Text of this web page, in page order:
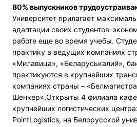
80% выпускников
Университет прилагает
адаптации своих студентов-
работе еще во время учебы.
практику в ведущих компаниях
«Милавица», «Беларуськалий»,
практикуются в крупнейших
компаниях страны –
Шенкер».Открыты 4 филиала
крупнейших логистических
PointLogistics, на Белорусской